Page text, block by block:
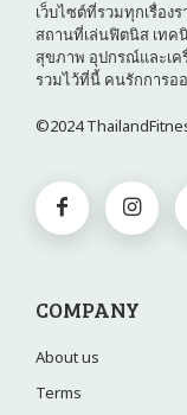
เว็บไซต์ที่รวมทุกเรื่อง
สถานที่เล่นฟิตนิส เทค
สุขภาพ อุปกรณ์และเค
รวมไว้ที่นี้ คนรักการอ
©2024
COMPANY
About us
Terms